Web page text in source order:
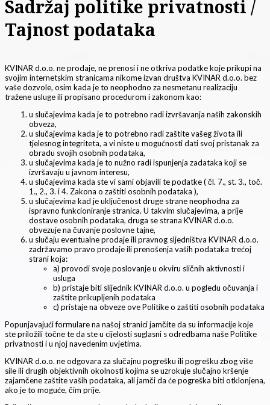
Sadržaj politike privatnosti /
Tajnost podataka
KVINAR d.o.o. ne prodaje, ne prenosi i ne otkriva podatke koje prikupi na
svojim internetskim stranicama nikome izvan društva KVINAR d.o.o. bez
vaše dozvole, osim kada je to neophodno za nesmetanu realizaciju
tražene usluge ili propisano procedurom i zakonom kao:
u slučajevima kada je to potrebno radi izvršavanja naših zakonskih
obveza,
u slučajevima kada je to potrebno radi zaštite vašeg života ili
tjelesnog integriteta, a vi niste u mogućnosti dati svoj pristanak za
obradu svojih osobnih podataka,
u slučajevima kada je to nužno radi ispunjenja zadataka koji se
izvršavaju u javnom interesu,
u slučajevima kada ste vi sami objavili te podatke ( čl. 7., st. 3., toč.
1., 2., 3. i 4. Zakona o zaštiti osobnih podataka ),
u slučajevima kad je uključenost druge strane neophodna za
ispravno funkcioniranje stranica. U takvim slučajevima, a prije
dostave osobnih podataka, druga se strana KVINAR d.o.o.
obvezuje na čuvanje poslovne tajne,
u slučaju eventualne prodaje ili pravnog sljedništva KVINAR d.o.o.
zadržavamo pravo prodaje ili prenošenja vaših podataka trećoj
strani koja:
a) provodi svoje poslovanje u okviru sličnih aktivnosti i
usluga
b) pristaje biti slijednik KVINAR d.o.o. u pogledu očuvanja i
zaštite prikupljenih podataka
c) pristaje na obveze ove Politike o zaštiti osobnih podataka
Popunjavajući formulare na našoj stranici jamčite da su informacije koje
ste priložili točne te da ste u cijelosti suglasni s odredbama naše Politike
privatnosti i u njoj navedenim uvjetima.
KVINAR d.o.o. ne odgovara za slučajnu pogrešku ili pogrešku zbog više
sile ili drugih objektivnih okolnosti kojima se uzrokuje slučajno kršenje
zajamčene zaštite vaših podataka, ali jamči da će pogreška biti otklonjena,
ako je to moguće, čim prije.